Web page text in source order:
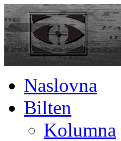
Naslovna
Bilten
Kolumna